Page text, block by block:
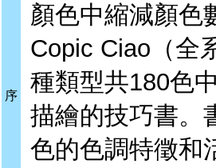
序
顏色中縮減顏色
Copic Ciao（全
種類型共180色
描繪的技巧書。
色的色調特徵和